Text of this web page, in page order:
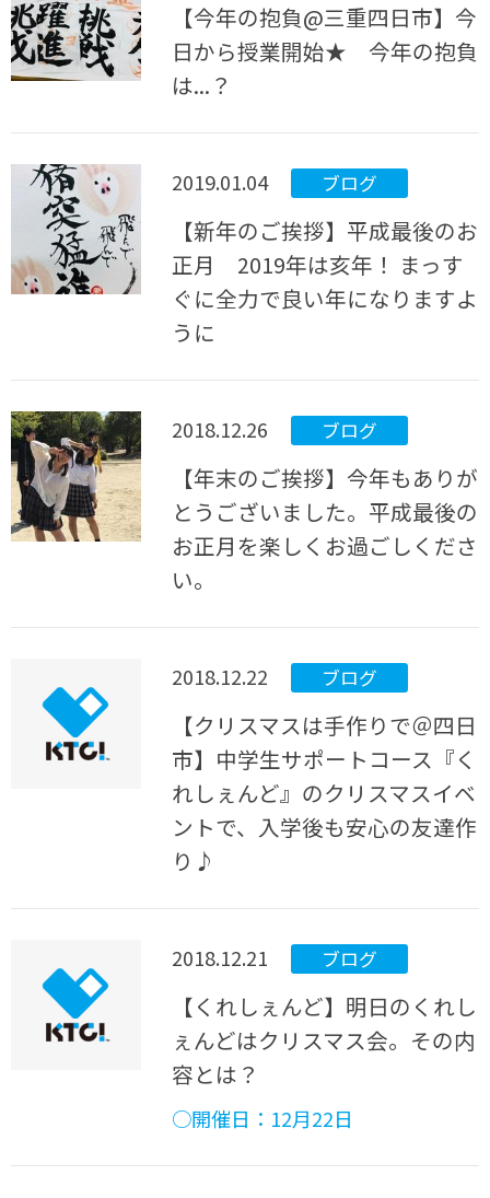
【今年の抱負@三重四日市】今
日から授業開始★ 今年の抱負
は...？
2019.01.04 ブログ
【新年のご挨拶】平成最後のお
正月 2019年は亥年！ まっす
ぐに全力で良い年になりますよ
うに
2018.12.26 ブログ
【年末のご挨拶】今年もありが
とうございました。平成最後の
お正月を楽しくお過ごしくださ
い。
2018.12.22 ブログ
【クリスマスは手作りで＠四日
市】中学生サポートコース『く
れしぇんど』のクリスマスイベ
ントで、入学後も安心の友達作
り♪
2018.12.21 ブログ
【くれしぇんど】明日のくれし
ぇんどはクリスマス会。その内
容とは？
○開催日：12月22日